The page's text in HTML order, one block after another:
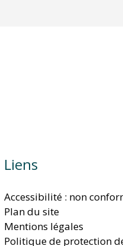
Liens
Accessibilité : non
Plan du site
Mentions légales
Politique de protection